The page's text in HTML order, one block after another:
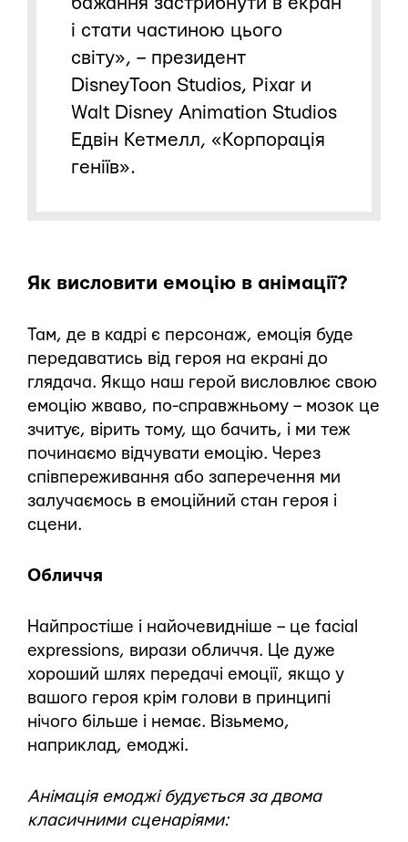
і стати частиною цього
світу», – президент
DisneyToon Studios, Pixar и
Walt Disney Animation Studios
Едвін Кетмелл, «Корпорація
геніїв».
Як висловити емоцію в анімації?
Там, де в кадрі є персонаж, емоція буде
передаватись від героя на екрані до
глядача. Якщо наш герой висловлює свою
емоцію жваво, по-справжньому – мозок це
зчитує, вірить тому, що бачить, і ми теж
починаємо відчувати емоцію. Через
співпереживання або заперечення ми
залучаємось в емоційний стан героя і
сцени.
Обличчя
Найпростіше і найочевидніше – це facial
expressions, вирази обличчя. Це дуже
хороший шлях передачі емоції, якщо у
вашого героя крім голови в принципі
нічого більше і немає. Візьмемо,
наприклад, емоджі.
Анімація емоджі будується за двома
класичними сценаріями: